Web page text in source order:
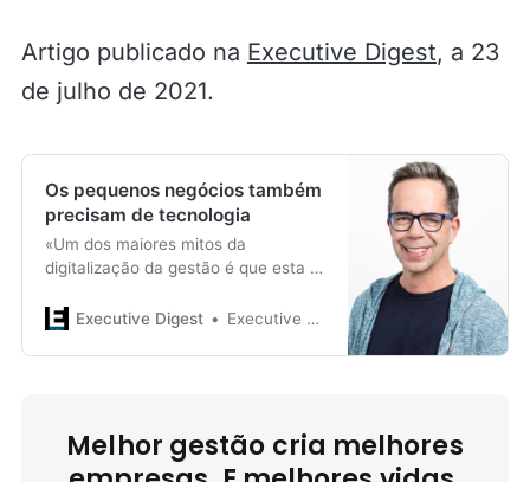
Artigo publicado na Executive Digest, a 23
de julho de 2021.
Os pequenos negócios também
precisam de tecnologia
«Um dos maiores mitos da
digitalização da gestão é que esta é
dimensão.»
Executive Digest Executive Digest
Melhor gestão cria melhores